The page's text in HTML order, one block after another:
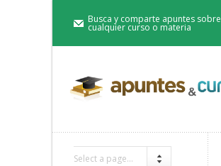
Busca y comparte apuntes sobre
cualquier curso o materia
Select a page...